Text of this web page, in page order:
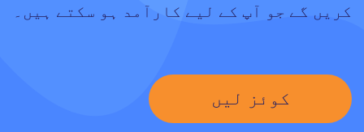
کریں گے جو آپ کے لیے کارآمد ہو سکتے ہیں۔
کوئز لیں